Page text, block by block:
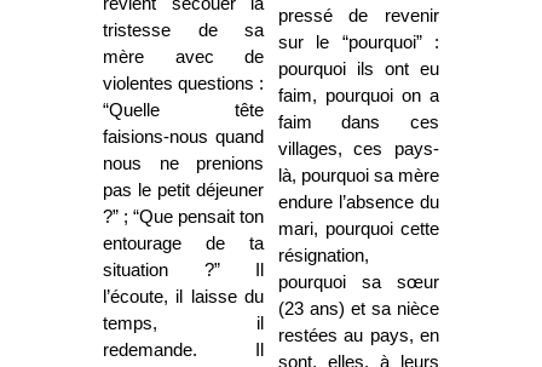
tristesse de sa
mère avec de
violentes questions :
“Quelle tête
faisions-nous quand
nous ne prenions
pas le petit déjeuner
?” ; “Que pensait ton
entourage de ta
situation ?” Il
l’écoute, il laisse du
temps, il
redemande. Il
pressé de revenir
sur le “pourquoi” :
pourquoi ils ont eu
faim, pourquoi on a
faim dans ces
villages, ces pays-
là, pourquoi sa mère
endure l’absence du
mari, pourquoi cette
résignation,
pourquoi sa sœur
(23 ans) et sa nièce
restées au pays, en
sont, elles, à leurs